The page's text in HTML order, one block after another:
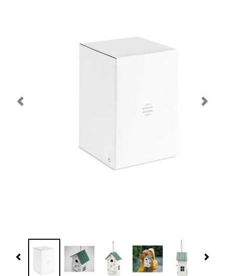
Navidad 🎄 Invierno